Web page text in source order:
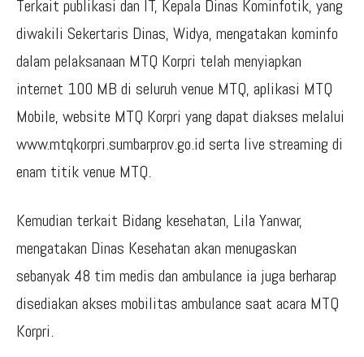
Terkait publikasi dan IT, Kepala Dinas Kominfotik, yang
diwakili Sekertaris Dinas, Widya, mengatakan kominfo
dalam pelaksanaan MTQ Korpri telah menyiapkan
internet 100 MB di seluruh venue MTQ, aplikasi MTQ
Mobile, website MTQ Korpri yang dapat diakses melalui
www.mtqkorpri.sumbarprov.go.id serta live streaming di
enam titik venue MTQ.
Kemudian terkait Bidang kesehatan, Lila Yanwar,
mengatakan Dinas Kesehatan akan menugaskan
sebanyak 48 tim medis dan ambulance ia juga berharap
disediakan akses mobilitas ambulance saat acara MTQ
Korpri.